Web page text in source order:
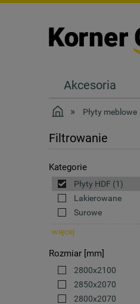
Akcesoria
Kontakt
» Płyty meblowe
Filtrowanie
Kategorie
Płyty HDF (1)
Lakierowane
Surowe
więcej
Rozmiar [mm]
2800x2100
2850x2070
2800x2070